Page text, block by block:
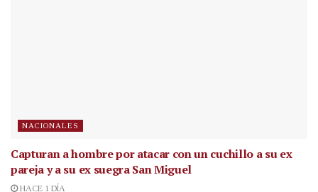
NACIONALES
Capturan a hombre por atacar con un cuchillo a su ex
pareja y a su ex suegra San Miguel
HACE 1 DÍA